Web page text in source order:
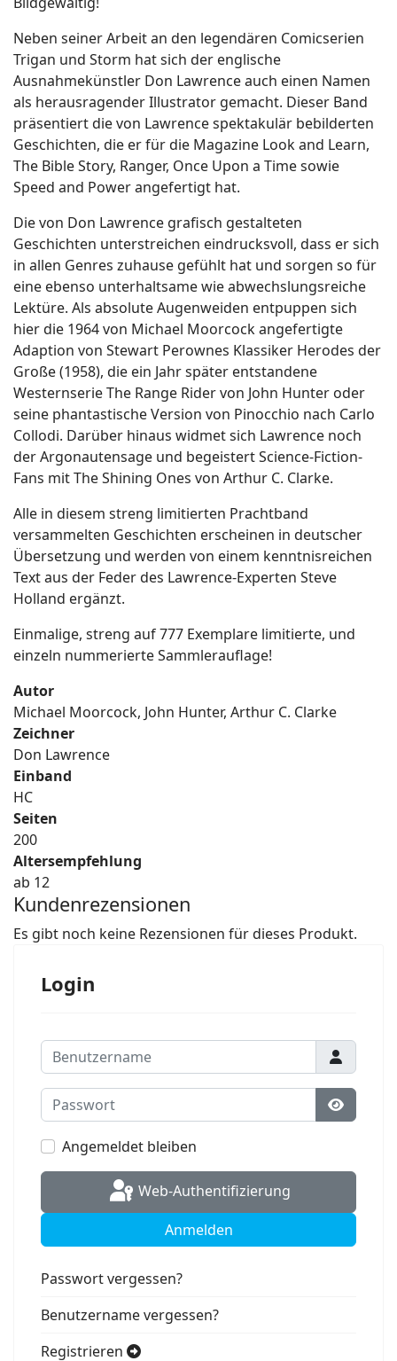
Neben seiner Arbeit an den legendären Comicserien
Trigan und Storm hat sich der englische
Ausnahmekünstler Don Lawrence auch einen Namen
als herausragender Illustrator gemacht. Dieser Band
präsentiert die von Lawrence spektakulär bebilderten
Geschichten, die er für die Magazine Look and Learn,
The Bible Story, Ranger, Once Upon a Time sowie
Speed and Power angefertigt hat.
Die von Don Lawrence grafisch gestalteten
Geschichten unterstreichen eindrucksvoll, dass er sich
in allen Genres zuhause gefühlt hat und sorgen so für
eine ebenso unterhaltsame wie abwechslungsreiche
Lektüre. Als absolute Augenweiden entpuppen sich
hier die 1964 von Michael Moorcock angefertigte
Adaption von Stewart Perownes Klassiker Herodes der
Große (1958), die ein Jahr später entstandene
Westernserie The Range Rider von John Hunter oder
seine phantastische Version von Pinocchio nach Carlo
Collodi. Darüber hinaus widmet sich Lawrence noch
der Argonautensage und begeistert Science-Fiction-
Fans mit The Shining Ones von Arthur C. Clarke.
Alle in diesem streng limitierten Prachtband
versammelten Geschichten erscheinen in deutscher
Übersetzung und werden von einem kenntnisreichen
Text aus der Feder des Lawrence-Experten Steve
Holland ergänzt.
Einmalige, streng auf 777 Exemplare limitierte, und
einzeln nummerierte Sammlerauflage!
Autor
Michael Moorcock, John Hunter, Arthur C. Clarke
Zeichner
Don Lawrence
Einband
HC
Seiten
200
Altersempfehlung
ab 12
Kundenrezensionen
Es gibt noch keine Rezensionen für dieses Produkt.
Login
Benutzername
Passwort
Angemeldet bleiben
Web-Authentifizierung
Anmelden
Passwort vergessen?
Benutzername vergessen?
Registrieren